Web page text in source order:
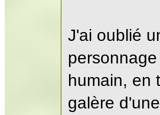
J'ai oublié
humain, en
galère